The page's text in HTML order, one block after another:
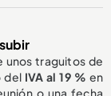
unos traguitos de
del IVA al 19 % en